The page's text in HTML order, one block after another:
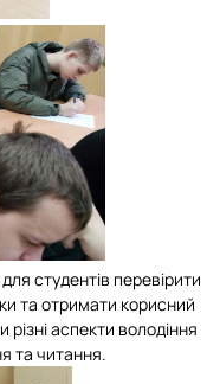
студентів перевірити
та отримати корисний
аспекти володіння
та читання.